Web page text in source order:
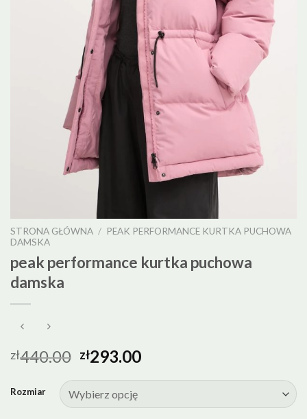
STRONA GŁÓWNA / PEAK PERFORMANCE KURTKA PUCHOWA
DAMSKA
peak performance kurtka puchowa
damska
zł440.00 zł293.00
Rozmiar